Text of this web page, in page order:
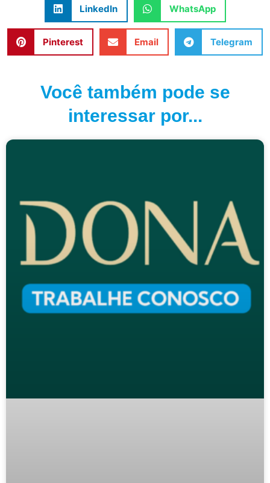
LinkedIn WhatsApp
Pinterest Email Telegram
Você também pode se
interessar por...